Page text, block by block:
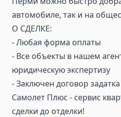
автомобиле, так и на
О СДЕЛКЕ:
- Любая форма оплаты
- Все объекты в нашем
юридическую экспертизу
- Заключен договор задатка
Самолет Плюс - сервис
сделки до отделки!